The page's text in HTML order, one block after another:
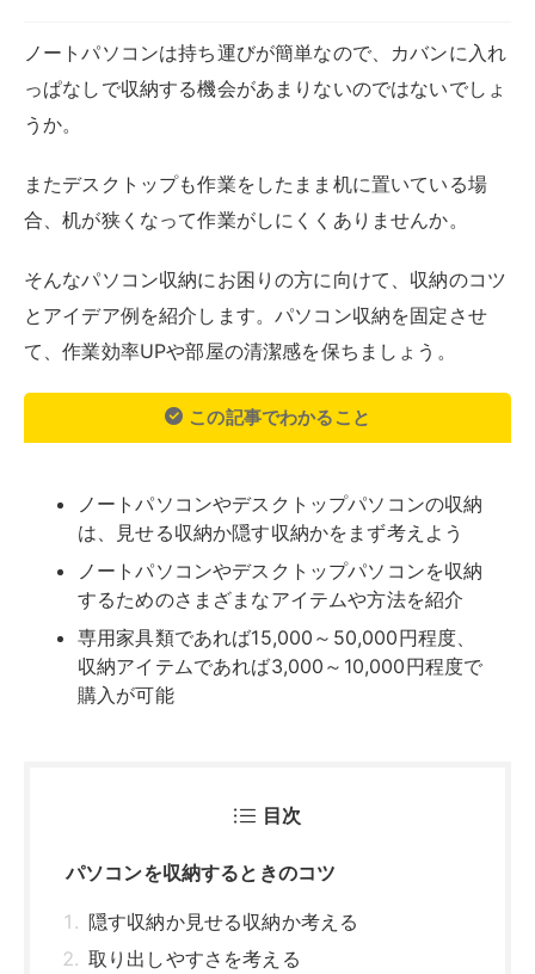
ノートパソコンは持ち運びが簡単なので、カバンに入れ
っぱなしで収納する機会があまりないのではないでしょ
うか。
またデスクトップも作業をしたまま机に置いている場
合、机が狭くなって作業がしにくくありませんか。
そんなパソコン収納にお困りの方に向けて、収納のコツ
とアイデア例を紹介します。パソコン収納を固定させ
て、作業効率UPや部屋の清潔感を保ちましょう。
この記事でわかること
ノートパソコンやデスクトップパソコンの収納
は、見せる収納か隠す収納かをまず考えよう
ノートパソコンやデスクトップパソコンを収納
するためのさまざまなアイテムや方法を紹介
専用家具類であれば15,000～50,000円程度、
収納アイテムであれば3,000～10,000円程度で
購入が可能
目次
パソコンを収納するときのコツ
隠す収納か見せる収納か考える
取り出しやすさを考える